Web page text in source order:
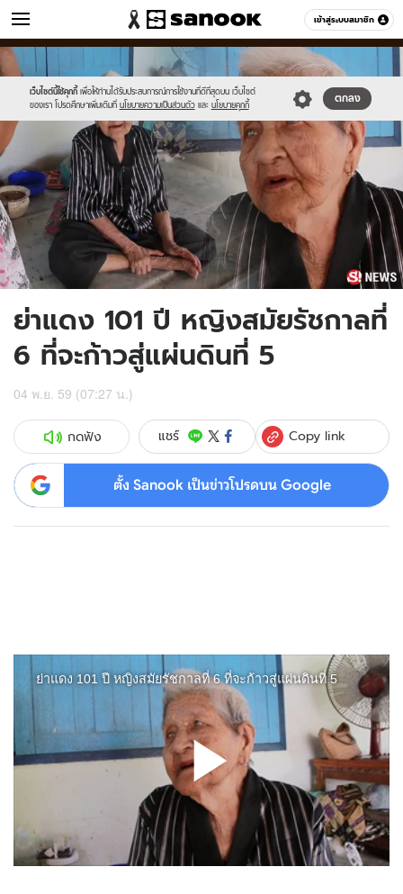
เข้าสู่ระบบสมาชิก
ข่าว หมวดอื่นๆ
เว็บไซต์นี้ใช้คุกกี้ เพื่อให้ท่านได้รับประสบการณ์การใช้งานที่ดีที่สุดบน เว็บไซต์
ของเรา โปรดศึกษาเพิ่มเติมที่ นโยบายความเป็นส่วนตัว และ นโยบายคุกกี้
ตกลง
Sanook
//s.isanook.com/sr/0/images/logo-
new-
sanook.png
600
60
//s.isanook.com/ns/0/ud/419/2095746/news04.jpg
ย่าแดง 101 ปี หญิงสมัยรัชกาลที่
6 ที่จะก้าวสู่แผ่นดินที่ 5
04 พ.ย. 59 (07:27 น.)
กดฟัง แชร์ Copy link
ตั้ง Sanook เป็นข่าวโปรดบน Google